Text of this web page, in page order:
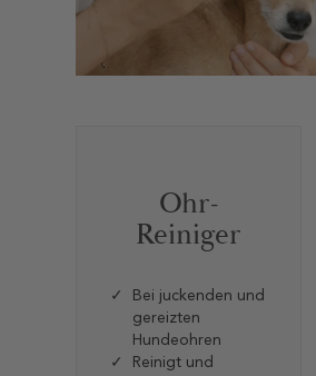
Ohr-
Reiniger
Bei juckenden und
gereizten
Hundeohren
Reinigt und